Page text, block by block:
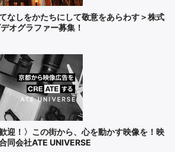
なしをかたちにして敬意をあらわす＞株式
オグラファー募集！
迎！〉この街から、心を動かす映像を！映
同会社ATE UNIVERSE